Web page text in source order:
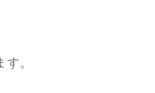
。